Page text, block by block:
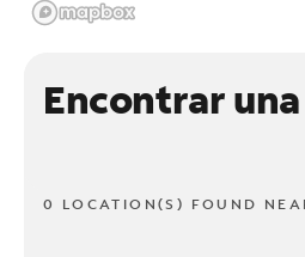
Encontrar
0 LOCATION(S) FOUND